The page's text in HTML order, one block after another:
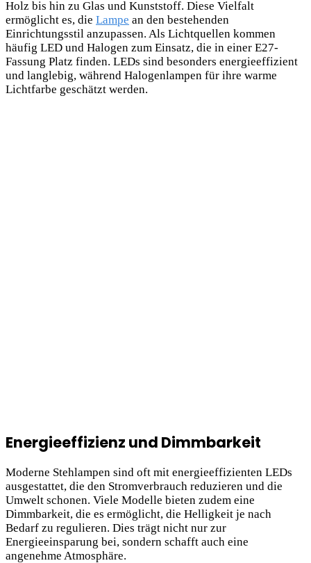
Holz bis hin zu Glas und Kunststoff. Diese Vielfalt
ermöglicht es, die Lampe an den bestehenden
Einrichtungsstil anzupassen. Als Lichtquellen kommen
häufig LED und Halogen zum Einsatz, die in einer E27-
Fassung Platz finden. LEDs sind besonders energieeffizient
und langlebig, während Halogenlampen für ihre warme
Lichtfarbe geschätzt werden.
Energieeffizienz und Dimmbarkeit
Moderne Stehlampen sind oft mit energieeffizienten LEDs
ausgestattet, die den Stromverbrauch reduzieren und die
Umwelt schonen. Viele Modelle bieten zudem eine
Dimmbarkeit, die es ermöglicht, die Helligkeit je nach
Bedarf zu regulieren. Dies trägt nicht nur zur
Energieeinsparung bei, sondern schafft auch eine
angenehme Atmosphäre.